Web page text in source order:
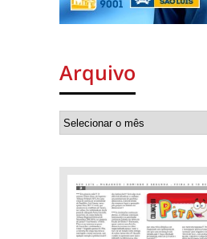
Arquivo